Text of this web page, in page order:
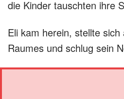
die Kinder tauschten ihre
Eli kam herein, stellte
Raumes und schlug sein